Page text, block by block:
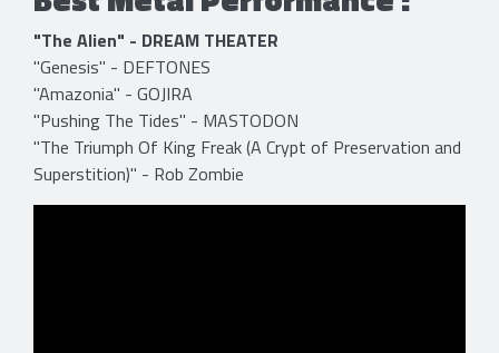
"The Alien" - DREAM THEATER
"Genesis" - DEFTONES
"Amazonia" - GOJIRA
"Pushing The Tides" - MASTODON
"The Triumph Of King Freak (A Crypt of Preservation and
Superstition)" - Rob Zombie